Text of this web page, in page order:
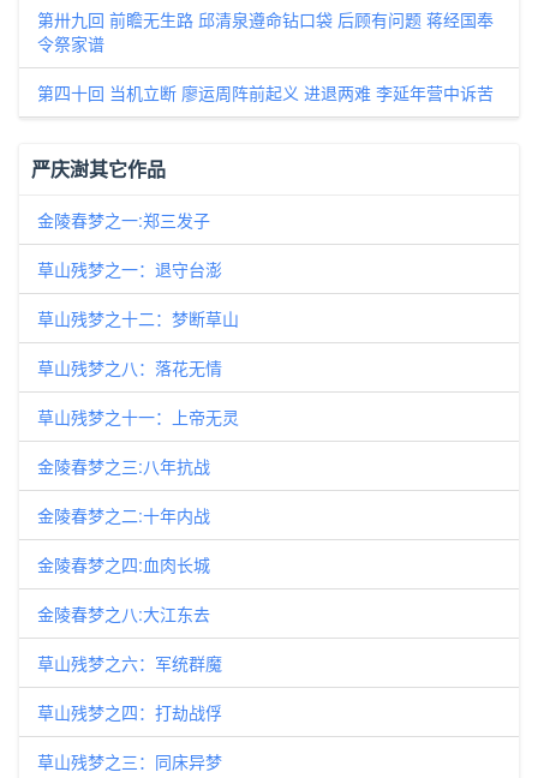
第卅九回 前瞻无生路 邱清泉遵命钻口袋 后顾有问题 蒋经国奉
令祭家谱
第四十回 当机立断 廖运周阵前起义 进退两难 李延年营中诉苦
严庆澍其它作品
金陵春梦之一:郑三发子
草山残梦之一：退守台澎
草山残梦之十二：梦断草山
草山残梦之八：落花无情
草山残梦之十一：上帝无灵
金陵春梦之三:八年抗战
金陵春梦之二:十年内战
金陵春梦之四:血肉长城
金陵春梦之八:大江东去
草山残梦之六：军统群魔
草山残梦之四：打劫战俘
草山残梦之三：同床异梦